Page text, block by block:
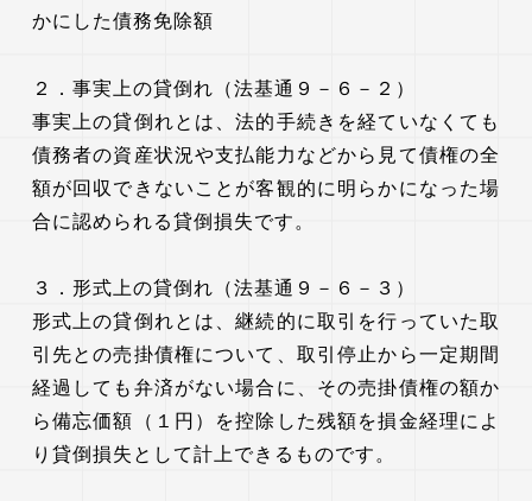
かにした債務免除額
２．事実上の貸倒れ（法基通９－６－２）
事実上の貸倒れとは、法的手続きを経ていなくても
債務者の資産状況や支払能力などから見て債権の全
額が回収できないことが客観的に明らかになった場
合に認められる貸倒損失です。
３．形式上の貸倒れ（法基通９－６－３）
形式上の貸倒れとは、継続的に取引を行っていた取
引先との売掛債権について、取引停止から一定期間
経過しても弁済がない場合に、その売掛債権の額か
ら備忘価額（１円）を控除した残額を損金経理によ
り貸倒損失として計上できるものです。